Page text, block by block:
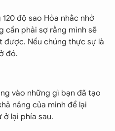
độ sao Hỏa nhắc nhở
cần phải sợ rằng mình sẽ
được. Nếu chúng thực sự là
đó.
vào những gì bạn đã tạo
năng của mình để lại
lại phía sau.